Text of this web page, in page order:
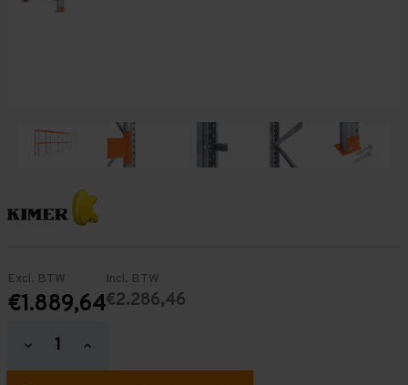
Excl. BTW
€1.889,64
Incl. BTW
€2.286,46
Hoeveelheid
verlagen
Hoeveelheid
verhogen